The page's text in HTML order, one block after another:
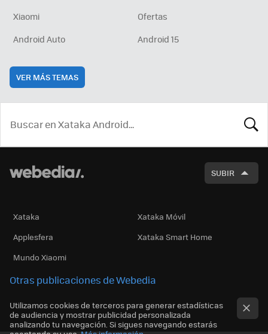
Xiaomi
Ofertas
Android Auto
Android 15
VER MÁS TEMAS
SUBIR
Xataka
Xataka Móvil
Applesfera
Xataka Smart Home
Mundo Xiaomi
Otras publicaciones de Webedia
Utilizamos cookies de terceros para generar estadísticas
de audiencia y mostrar publicidad personalizada
analizando tu navegación. Si sigues navegando estarás